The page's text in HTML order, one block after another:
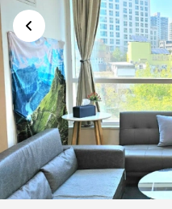
2Min to Seoul